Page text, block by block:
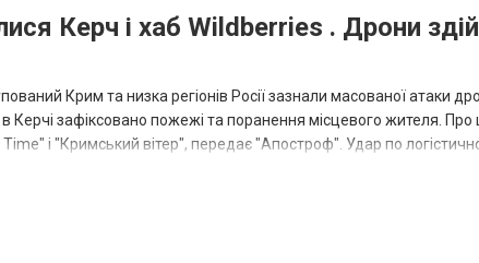
Telegram-Керч і хаб Wildberries . Дрони
Крим та низка регіонів Росії зазнали масованої атаки
Керчі зафіксовано пожежі та поранення місцевого жителя.
і "Кримський вітер", передає "Апостроф". Удар по